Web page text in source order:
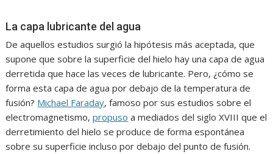
La capa lubricante del agua
De aquellos estudios surgió la hipótesis más aceptada, que
supone que sobre la superficie del hielo hay una capa de agua
derretida que hace las veces de lubricante. Pero, ¿cómo se
forma esta capa de agua por debajo de la temperatura de
fusión? Michael Faraday, famoso por sus estudios sobre el
electromagnetismo,propuso a mediados del siglo XVIII que el
derretimiento del hielo se produce de forma espontánea
sobre su superficie incluso por debajo del punto de fusión.